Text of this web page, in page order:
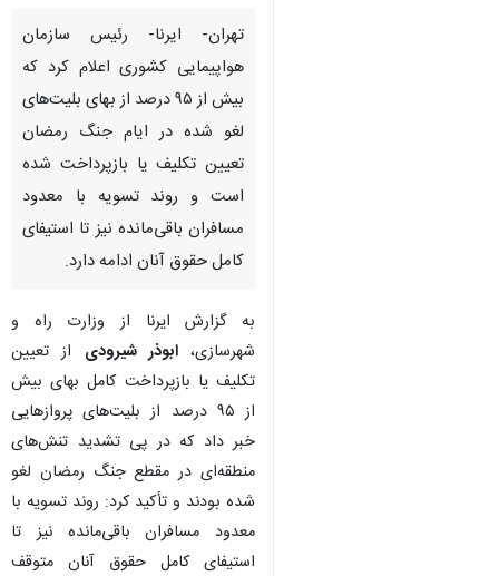
تهران- ایرنا- رئیس سازمان
هواپیمایی کشوری اعلام کرد که
بیش از ۹۵ درصد از بهای بلیت‌های
لغو شده در ایام جنگ رمضان
تعیین تکلیف یا بازپرداخت شده
است و روند تسویه با معدود
مسافران باقی‌مانده نیز تا استیفای
کامل حقوق آنان ادامه دارد.
به گزارش ایرنا از وزارت راه و
شهرسازی،ابوذر شیرودی از تعیین
تکلیف یا بازپرداخت کامل بهای بیش
از ۹۵ درصد از بلیت‌های پروازهایی
خبر داد که در پی تشدید تنش‌های
منطقه‌ای در مقطع جنگ رمضان لغو
شده بودند و تأکید کرد: روند تسویه با
معدود مسافران باقی‌مانده نیز تا
استیفای کامل حقوق آنان متوقف